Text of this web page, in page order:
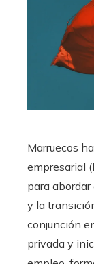
Marruecos
empresarial
para
y la
conjunción
privada y